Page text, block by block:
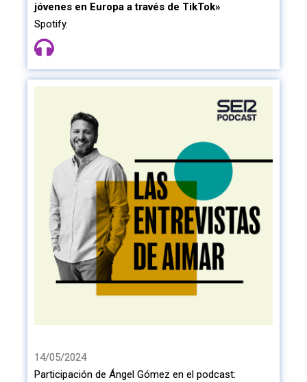
jóvenes en Europa a través de TikTok»
Spotify.
14/05/2024
Participación de Ángel Gómez en el podcast: